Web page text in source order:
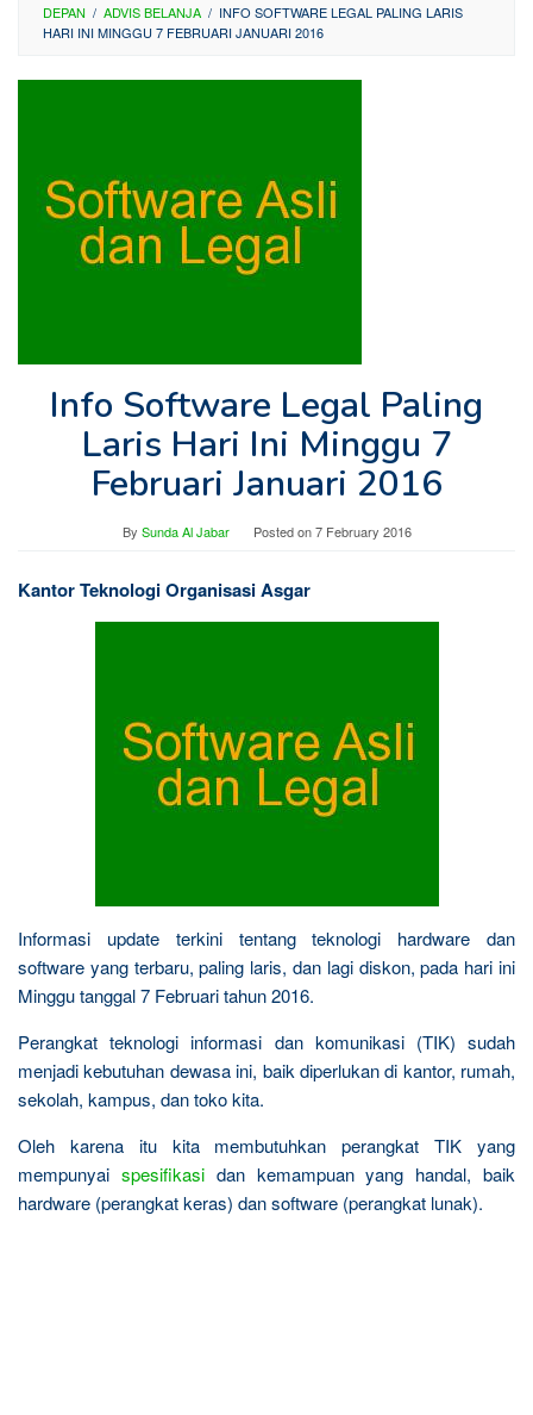
DEPAN / ADVIS BELANJA / INFO SOFTWARE LEGAL PALING LARIS
HARI INI MINGGU 7 FEBRUARI JANUARI 2016
Info Software Legal Paling
Laris Hari Ini Minggu 7
Februari Januari 2016
By Sunda Al Jabar Posted on7 February 2016
Kantor Teknologi Organisasi Asgar
Informasi update terkini tentang teknologi hardware dan
software yang terbaru, paling laris, dan lagi diskon, pada hari ini
Minggu tanggal 7 Februari tahun 2016.
Perangkat teknologi informasi dan komunikasi (TIK) sudah
menjadi kebutuhan dewasa ini, baik diperlukan di kantor, rumah,
sekolah, kampus, dan toko kita.
Oleh karena itu kita membutuhkan perangkat TIK yang
mempunyai spesifikasidan kemampuan yang handal, baik
hardware (perangkat keras) dan software (perangkat lunak).